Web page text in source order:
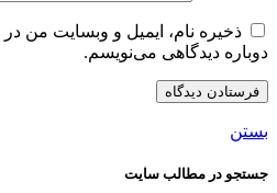
ذخیره نام، ایمیل و وبسایت من
دوباره دیدگاهی می‌نویسم.
بستن
جستجو در مطالب سایت